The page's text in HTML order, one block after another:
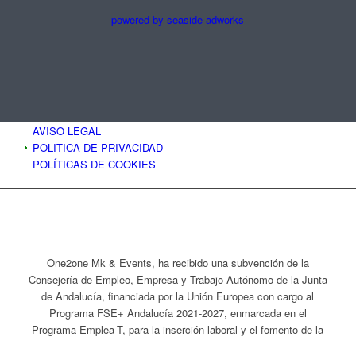
powered by seaside adworks
AVISO LEGAL
POLITICA DE PRIVACIDAD
POLÍTICAS DE COOKIES
One2one Mk & Events, ha recibido una subvención de la
Consejería de Empleo, Empresa y Trabajo Autónomo de la Junta
de Andalucía, financiada por la Unión Europea con cargo al
Programa FSE+ Andalucía 2021-2027, enmarcada en el
Programa Emplea-T, para la inserción laboral y el fomento de la